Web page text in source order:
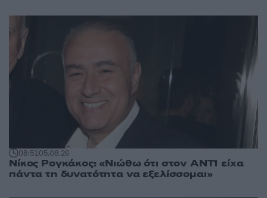
08:5105.08.26
Νίκος Ρογκάκος: «Νιώθω ότι στον ΑΝΤ1 είχα
πάντα τη δυνατότητα να εξελίσσομαι»